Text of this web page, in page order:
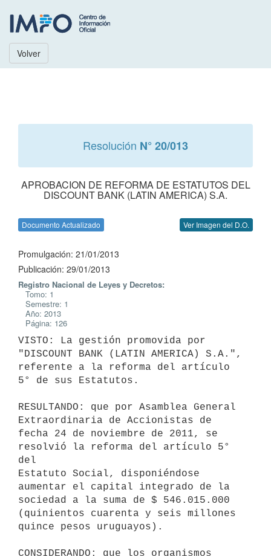
Volver
Resolución N° 20/013
APROBACION DE REFORMA DE ESTATUTOS DEL
DISCOUNT BANK (LATIN AMERICA) S.A.
Documento Actualizado Ver Imagen del D.O.
Promulgación: 21/01/2013
Publicación: 29/01/2013
Registro Nacional de Leyes y Decretos:
Tomo: 1
Semestre: 1
Año: 2013
Página: 126
VISTO: La gestión promovida por
"DISCOUNT BANK (LATIN AMERICA) S.A.",
referente a la reforma del artículo
5° de sus Estatutos.
RESULTANDO: que por Asamblea General
Extraordinaria de Accionistas de
fecha 24 de noviembre de 2011, se
resolvió la reforma del artículo 5°
del
Estatuto Social, disponiéndose
aumentar el capital integrado de la
sociedad a la suma de $ 546.015.000
(quinientos cuarenta y seis millones
quince pesos uruguayos).
CONSIDERANDO: que los organismos